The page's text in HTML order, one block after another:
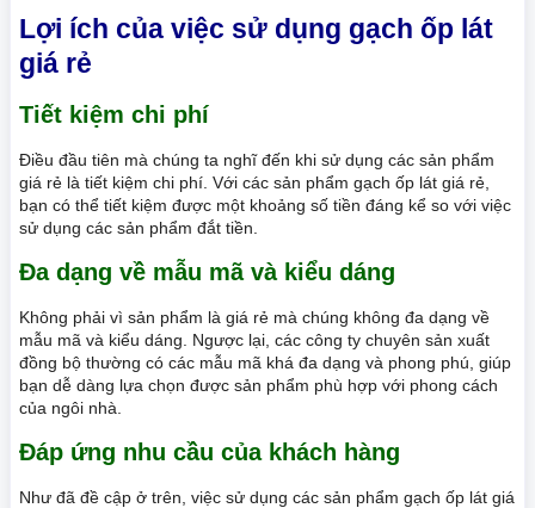
Lợi ích của việc sử dụng gạch ốp lát
giá rẻ
Tiết kiệm chi phí
Điều đầu tiên mà chúng ta nghĩ đến khi sử dụng các sản phẩm
giá rẻ là tiết kiệm chi phí. Với các sản phẩm gạch ốp lát giá rẻ,
bạn có thể tiết kiệm được một khoảng số tiền đáng kể so với việc
sử dụng các sản phẩm đắt tiền.
Đa dạng về mẫu mã và kiểu dáng
Không phải vì sản phẩm là giá rẻ mà chúng không đa dạng về
mẫu mã và kiểu dáng. Ngược lại, các công ty chuyên sản xuất
đồng bộ thường có các mẫu mã khá đa dạng và phong phú, giúp
bạn dễ dàng lựa chọn được sản phẩm phù hợp với phong cách
của ngôi nhà.
Đáp ứng nhu cầu của khách hàng
Như đã đề cập ở trên, việc sử dụng các sản phẩm gạch ốp lát giá